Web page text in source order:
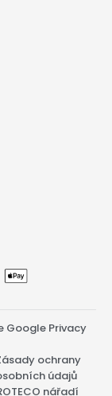
nářadí
ochrany
údajů
Google Privacy